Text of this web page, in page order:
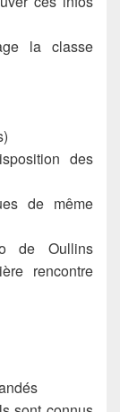
la classe
des
de même
de Oullins
rencontre